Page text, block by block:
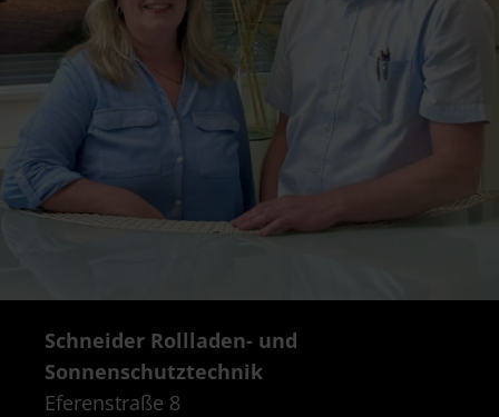
Schneider Rollladen- und
Sonnenschutztechnik
Eferenstraße 8